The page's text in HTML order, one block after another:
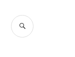
contenu
RECHERCHE